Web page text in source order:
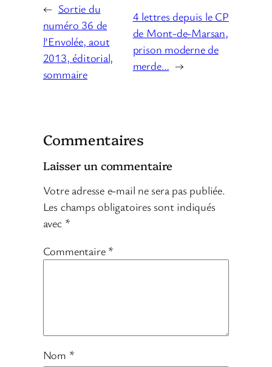
← Sortie du
numéro 36 de
l’Envolée, aout
2013, éditorial,
sommaire
4 lettres depuis le CP
de Mont-de-Marsan,
prison moderne de
merde… →
Commentaires
Laisser un commentaire
Votre adresse e-mail ne sera pas publiée.
Les champs obligatoires sont indiqués
avec *
Commentaire *
Nom *